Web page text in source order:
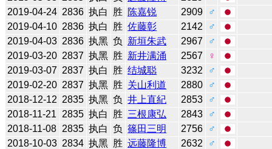
2019-04-24 2836 执白 胜 陈嘉锐 2909
♂
2019-04-10 2836 执白 胜 佐藤彰 2142
♂
2019-04-03 2836 执黑 负 新垣朱武 2967
♂
2019-03-20 2837 执黑 胜 新井满涌 2567
♀
2019-03-07 2837 执白 胜 结城聪 3232
♂
2019-02-20 2837 执黑 胜 关山利道 2880
♂
2018-12-12 2835 执黑 负 井上直紀 2853
♂
2018-11-21
2835 执白 胜 三根康弘 2843
♂
2018-11-08 2835 执白 负 篠田三明 2756
♂
2018-10-03 2834 执黑 胜 远藤隆博 2632
♂